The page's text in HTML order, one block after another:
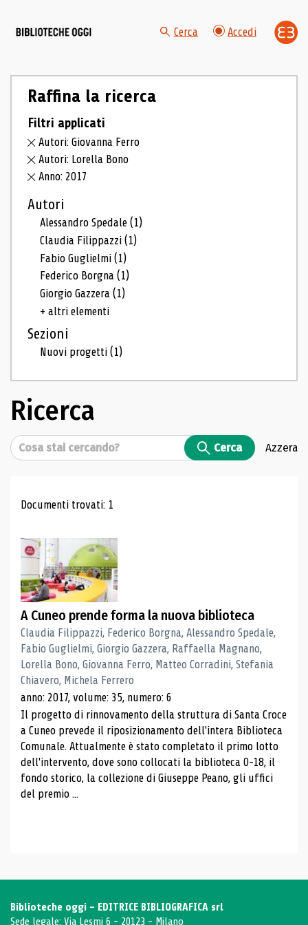
Cerca Accedi
Raffina la ricerca
Filtri applicati
Autori: Giovanna Ferro
Autori: Lorella Bono
Anno: 2017
Autori
Alessandro Spedale(1)
Claudia Filippazzi(1)
Fabio Guglielmi(1)
Federico Borgna(1)
Giorgio Gazzera(1)
+ altri elementi
Sezioni
Nuovi progetti(1)
Ricerca
Cerca Cerca Azzera
Risultati di ricerca
Documenti trovati: 1
A Cuneo prende forma la nuova biblioteca
Claudia Filippazzi, Federico Borgna, Alessandro Spedale,
Fabio Guglielmi, Giorgio Gazzera, Raffaella Magnano,
Lorella Bono, Giovanna Ferro, Matteo Corradini, Stefania
Chiavero, Michela Ferrero
anno: 2017, volume: 35, numero: 6
Il progetto di rinnovamento della struttura di Santa Croce
a Cuneo prevede il riposizionamento dell'intera Biblioteca
Comunale. Attualmente è stato completato il primo lotto
dell'intervento, dove sono collocati la biblioteca 0-18, il
fondo storico, la collezione di Giuseppe Peano, gli uffici
del premio ...
Biblioteche oggi - EDITRICE BIBLIOGRAFICA srl
Sede legale: Via Lesmi 6 - 20123 - Milano